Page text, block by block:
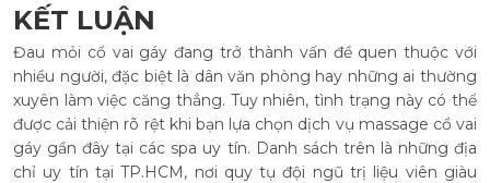
KẾT LUẬN
Đau mỏi cổ vai gáy đang trở thành vấn đề quen thuộc với
nhiều người, đặc biệt là dân văn phòng hay những ai thường
xuyên làm việc căng thẳng. Tuy nhiên, tình trạng này có thể
được cải thiện rõ rệt khi bạn lựa chọn dịch vụ massage cổ vai
gáy gần đây tại các spa uy tín. Danh sách trên là những địa
chỉ uy tín tại TP.HCM, nơi quy tụ đội ngũ trị liệu viên giàu